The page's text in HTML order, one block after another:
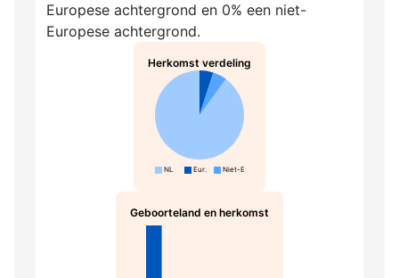
Europese achtergrond en 0% een niet-
Europese achtergrond.
Herkomst verdeling
NL Eur. Niet-Eur.
Geboorteland en herkomst
NL-N